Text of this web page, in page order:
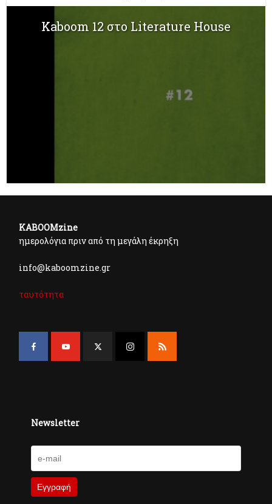
Kaboom 12 στο Literature House
KABOOMzine
ημερολόγια πριν από τη μεγάλη έκρηξη
info@kaboomzine.gr
ταυτότητα
Newsletter